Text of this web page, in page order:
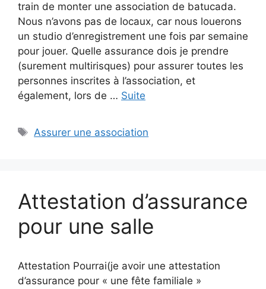
train de monter une association de batucada.
Nous n’avons pas de locaux, car nous louerons
un studio d’enregistrement une fois par semaine
pour jouer. Quelle assurance dois je prendre
(surement multirisques) pour assurer toutes les
personnes inscrites à l’association, et
également, lors de … Suite
Étiquettes
Assurer une association
Attestation d’assurance
pour une salle
Attestation Pourrai(je avoir une attestation
d’assurance pour « une fête familiale »